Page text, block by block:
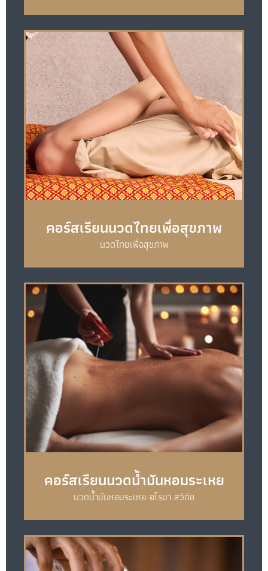
คอร์สเรียนนวดไทยเพื่อสุขภาพ
นวดไทยเพื่อสุขภาพ
คอร์สเรียนนวดน้ำมันหอมระเหย
นวดน้ำมันหอมระเหย อโรมา สวิดิช